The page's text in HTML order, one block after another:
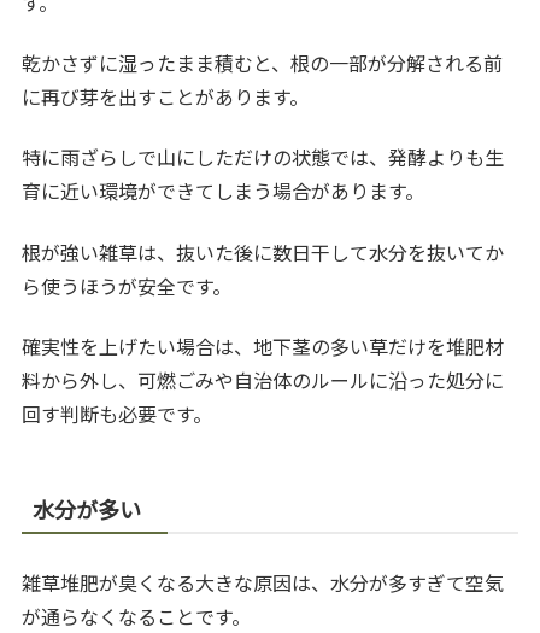
乾かさずに湿ったまま積むと、根の一部が分解される前
に再び芽を出すことがあります。
特に雨ざらしで山にしただけの状態では、発酵よりも生
育に近い環境ができてしまう場合があります。
根が強い雑草は、抜いた後に数日干して水分を抜いてか
ら使うほうが安全です。
確実性を上げたい場合は、地下茎の多い草だけを堆肥材
料から外し、可燃ごみや自治体のルールに沿った処分に
回す判断も必要です。
水分が多い
雑草堆肥が臭くなる大きな原因は、水分が多すぎて空気
が通らなくなることです。